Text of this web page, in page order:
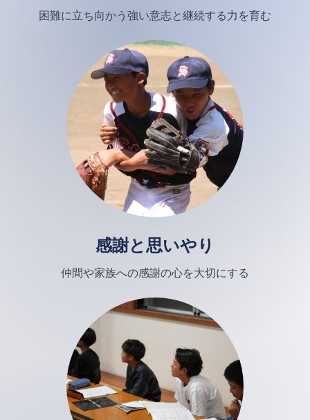
困難に立ち向かう強い意志と継続する力を育む
感謝と思いやり
仲間や家族への感謝の心を大切にする